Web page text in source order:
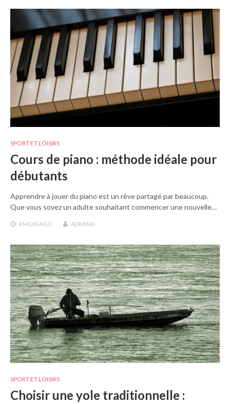
SPORT ET LOISIRS
Cours de piano : méthode idéale pour
débutants
Apprendre à jouer du piano est un rêve partagé par beaucoup.
Que vous soyez un adulte souhaitant commencer une nouvelle…
4 MOIS AGO ADMIN6
SPORT ET LOISIRS
Choisir une yole traditionnelle :